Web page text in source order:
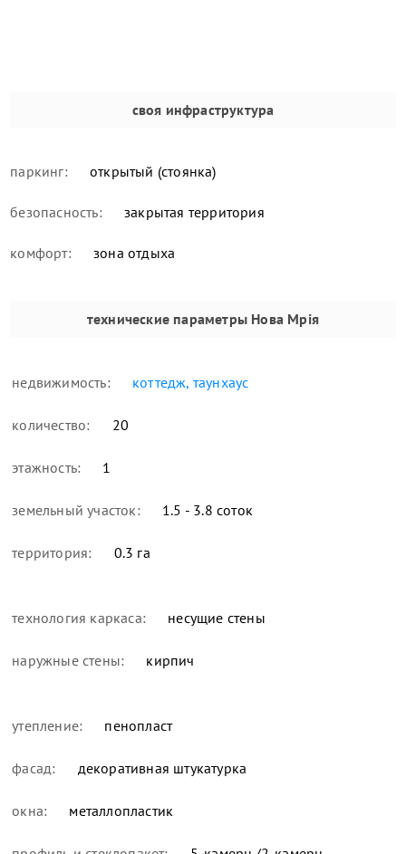
своя инфраструктура
паркинг: открытый (стоянка)
безопасность: закрытая территория
комфорт: зона отдыха
технические параметры Нова Мрія
недвижимость: коттедж, таунхаус
количество: 20
этажность: 1
земельный участок: 1.5 - 3.8 соток
территория: 0.3 га
технология каркаса: несущие стены
наружные стены: кирпич
утепление: пенопласт
фасад: декоративная штукатурка
окна: металлопластик